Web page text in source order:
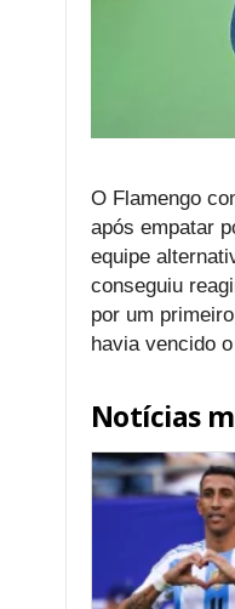
O Flamengo
após empatar
equipe
conseguiu
por um
havia vencido
Notícias